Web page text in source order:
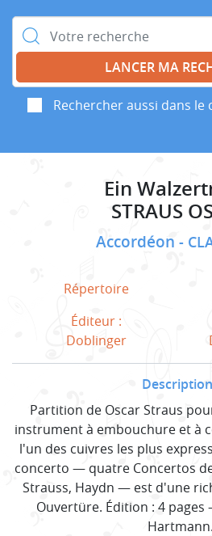
Rechercher :
Rechercher aussi dans
Ein
STRAUS
Accordéon
Répertoire
Éditeur :
Doblinger
Partition de Oscar Straus
instrument à embouchure et à
l'un des cuivres les plus
concerto — quatre Concertos
Strauss, Haydn — est d'une
Ouvertüre. Édition : 4
Hartmann.